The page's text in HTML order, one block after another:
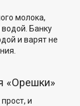
молока,
водой. Банку
и варят не
«Орешки»
и